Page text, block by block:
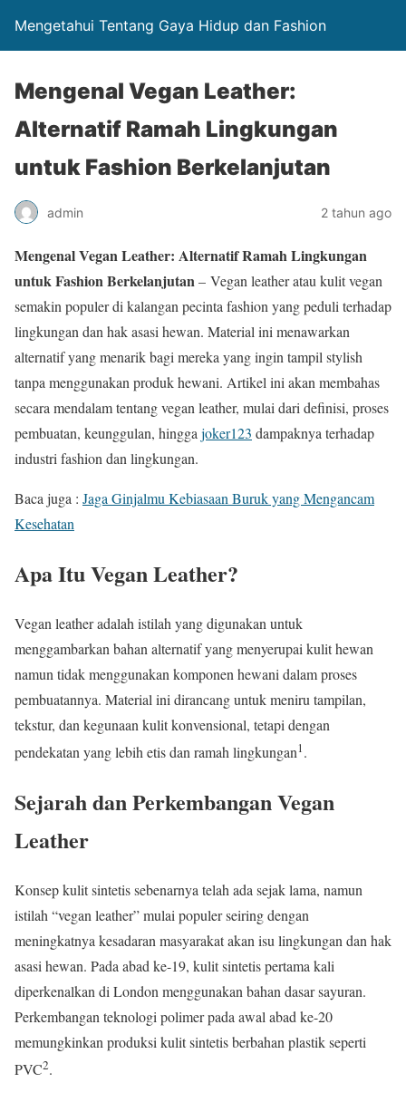
Mengetahui Tentang Gaya Hidup dan Fashion
Mengenal Vegan Leather:
Alternatif Ramah Lingkungan
untuk Fashion Berkelanjutan
admin 2 tahun ago
Mengenal Vegan Leather: Alternatif Ramah Lingkungan
untuk Fashion Berkelanjutan– Vegan leather atau kulit vegan
semakin populer di kalangan pecinta fashion yang peduli terhadap
lingkungan dan hak asasi hewan. Material ini menawarkan
alternatif yang menarik bagi mereka yang ingin tampil stylish
tanpa menggunakan produk hewani. Artikel ini akan membahas
secara mendalam tentang vegan leather, mulai dari definisi, proses
pembuatan, keunggulan, hingga joker123 dampaknya terhadap
industri fashion dan lingkungan.
Baca juga : Jaga Ginjalmu Kebiasaan Buruk yang Mengancam
Kesehatan
Apa Itu Vegan Leather?
Vegan leather adalah istilah yang digunakan untuk
menggambarkan bahan alternatif yang menyerupai kulit hewan
namun tidak menggunakan komponen hewani dalam proses
pembuatannya. Material ini dirancang untuk meniru tampilan,
tekstur, dan kegunaan kulit konvensional, tetapi dengan
pendekatan yang lebih etis dan ramah lingkungan1.
Sejarah dan Perkembangan Vegan
Leather
Konsep kulit sintetis sebenarnya telah ada sejak lama, namun
istilah “vegan leather” mulai populer seiring dengan
meningkatnya kesadaran masyarakat akan isu lingkungan dan hak
asasi hewan. Pada abad ke-19, kulit sintetis pertama kali
diperkenalkan di London menggunakan bahan dasar sayuran.
Perkembangan teknologi polimer pada awal abad ke-20
memungkinkan produksi kulit sintetis berbahan plastik seperti
PVC2.